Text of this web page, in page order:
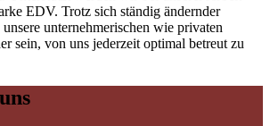
EDV. Trotz sich ständig ändernder
unsere unternehmerischen wie privaten
sein, von uns jederzeit optimal betreut zu